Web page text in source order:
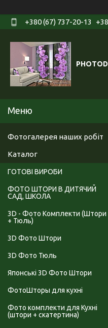
+380 (67) 737-20-13
Фотогалерея наших робіт
Каталог
ГОТОВІ ВИРОБИ
ФОТО ШТОРИ В ДИТЯЧИЙ
САД, ШКОЛА
3D - Фото Комплекти (Штори
+ Тюль)
3D Фото Штори
3D Фото Тюль
Японські 3D Фото Штори
ФотоШторы для кухні
Фото комплекти для Кухні
(штори + скатертина)